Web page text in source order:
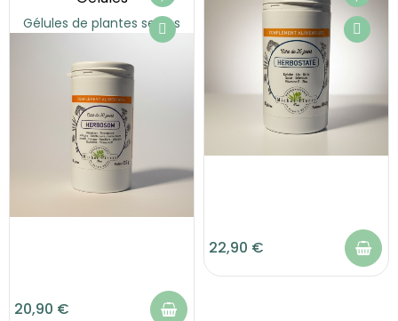
Gélules de plantes seules
20,90 €
22,90 €